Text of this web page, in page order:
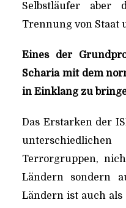
Selbstläufer aber
Trennung von Staat
Eines der
Scharia mit dem
in Einklang zu
Das Erstarken der
Terrorgruppen,
Ländern sondern
Ländern ist auch als